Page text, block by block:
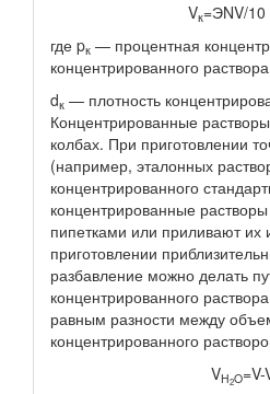
Vк=ЭNV/10
где pк — процентная
концентрированного
dк — плотность
Концентрированные
колбах. При приготовлении
(например, эталонных
концентрированного
концентрированные
пипетками или приливают их
приготовлении
разбавление можно делать
концентрированного
равным разности между
концентрированного
VH2O=V-